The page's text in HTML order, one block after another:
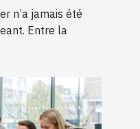
n’a jamais été
Entre la